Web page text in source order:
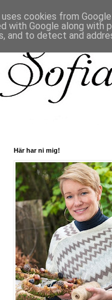
Här har ni mig!
cookies from
with Google along with
and to detect and